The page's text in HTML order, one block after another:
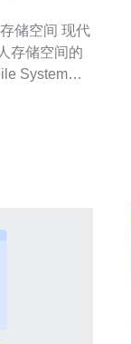
间 现代
存储空间的
System）
湾搭建IPFS